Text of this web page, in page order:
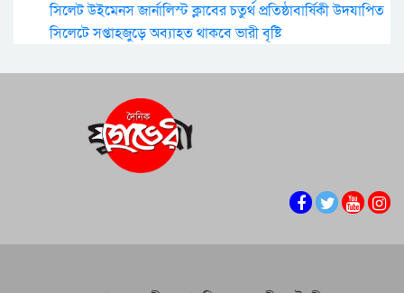
সিলেট উইমেনস জার্নালিস্ট ক্লাবের চতুর্থ প্রতিষ্ঠাবার্ষিকী উদযাপিত
সিলেটে সপ্তাহজুড়ে অব্যাহত থাকবে ভারী বৃষ্টি